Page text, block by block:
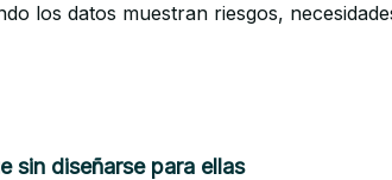
los datos muestran riesgos,
sin diseñarse para ellas